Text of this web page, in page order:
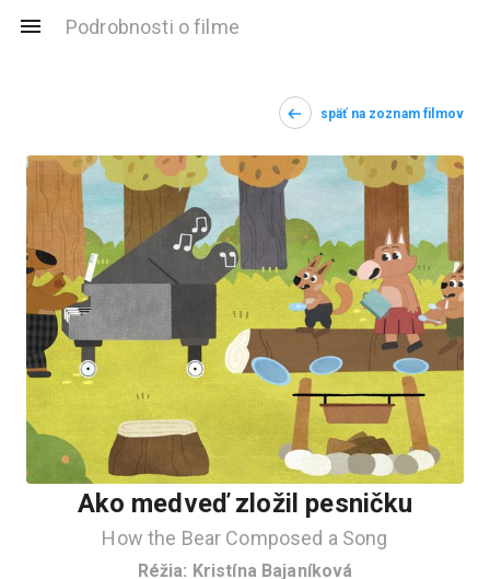
Podrobnosti o filme
späť na zoznam filmov
Ako medveď zložil pesničku
How the Bear Composed a Song
Réžia: Kristína Bajaníková